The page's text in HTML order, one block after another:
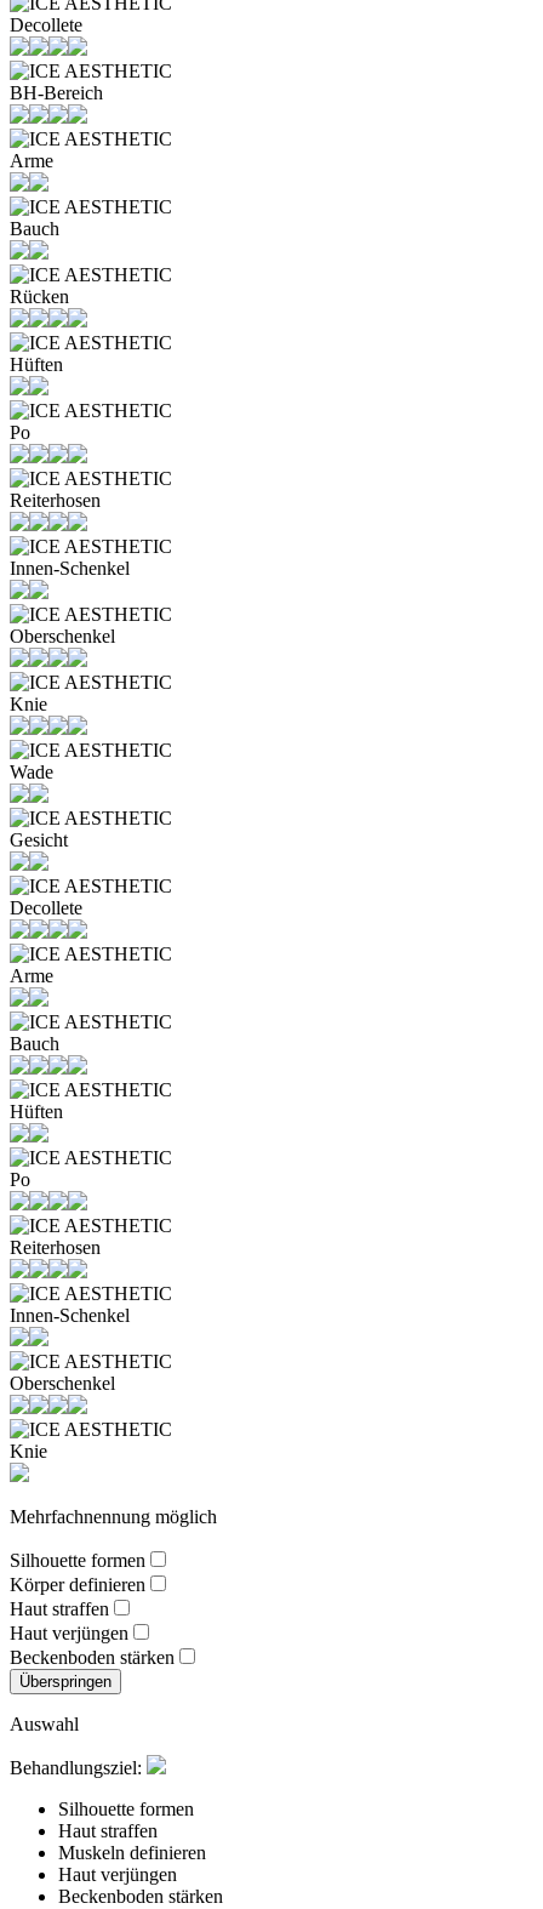
Decollete
BH-Bereich
Arme
Bauch
Rücken
Hüften
Po
Reiterhosen
Innen-Schenkel
Oberschenkel
Knie
Wade
Gesicht
Decollete
Arme
Bauch
Hüften
Po
Reiterhosen
Innen-Schenkel
Oberschenkel
Knie
Mehrfachnennung möglich
Silhouette formen
Körper definieren
Haut straffen
Haut verjüngen
Beckenboden stärken
Überspringen
Auswahl
Behandlungsziel:
Silhouette formen
Haut straffen
Muskeln definieren
Haut verjüngen
Beckenboden stärken